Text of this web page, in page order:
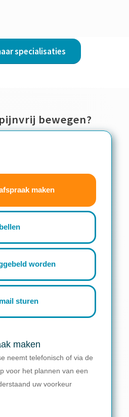
specialisaties
bewegen?
maken
worden
sturen
maken
neemt telefonisch of via de
voor het plannen van een
uw voorkeur